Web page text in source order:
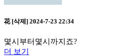
花 [삭제] 2024-7-23 22:34
몇시부터몇시까지죠?
더 보기